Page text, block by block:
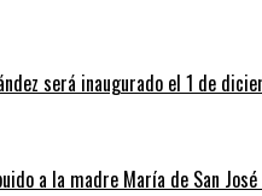
será inaugurado el 1 de
a la madre María de San